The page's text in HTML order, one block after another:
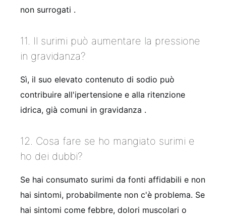
non surrogati .
11. Il surimi può aumentare la pressione
in gravidanza?
Sì, il suo elevato contenuto di sodio può
contribuire all'ipertensione e alla ritenzione
idrica, già comuni in gravidanza .
12. Cosa fare se ho mangiato surimi e
ho dei dubbi?
Se hai consumato surimi da fonti affidabili e non
hai sintomi, probabilmente non c'è problema. Se
hai sintomi come febbre, dolori muscolari o